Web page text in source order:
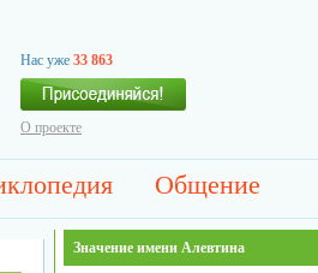
Нас уже 33 863
О проекте
Общение
Значение имени Алевтина